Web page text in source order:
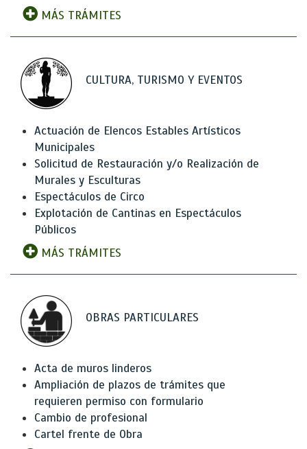
MÁS TRÁMITES
CULTURA, TURISMO Y EVENTOS
Actuación de Elencos Estables Artísticos
Municipales
Solicitud de Restauración y/o Realización de
Murales y Esculturas
Espectáculos de Circo
Explotación de Cantinas en Espectáculos
Públicos
MÁS TRÁMITES
OBRAS PARTICULARES
Acta de muros linderos
Ampliación de plazos de trámites que
requieren permiso con formulario
Cambio de profesional
Cartel frente de Obra